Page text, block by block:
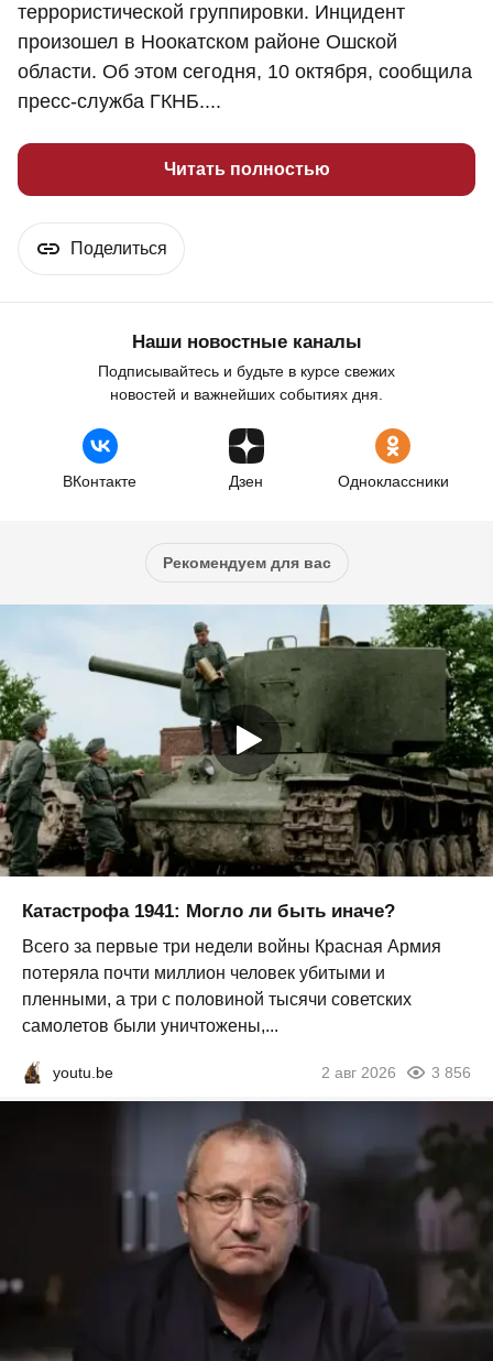
террористической группировки. Инцидент
произошел в Ноокатском районе Ошской
области. Об этом сегодня, 10 октября, сообщила
пресс-служба ГКНБ....
Читать полностью
Поделиться
Наши новостные каналы
Подписывайтесь и будьте в курсе свежих
новостей и важнейших событиях дня.
ВКонтакте Дзен Одноклассники
Рекомендуем для вас
Катастрофа 1941: Могло ли быть иначе?
Всего за первые три недели войны Красная Армия
потеряла почти миллион человек убитыми и
пленными, а три с половиной тысячи советских
самолетов были уничтожены,...
youtu.be 2 авг 2026 3 856